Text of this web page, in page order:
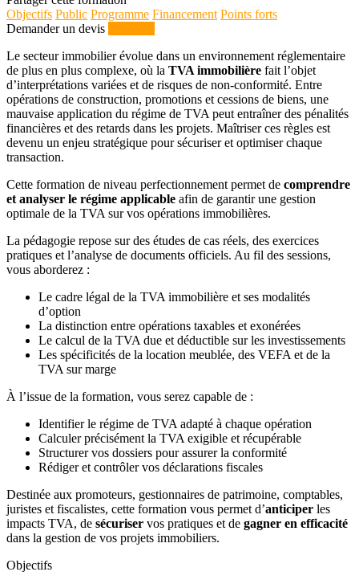
Objectifs Public Programme Financement Points forts
Demander un devis
Le secteur immobilier évolue dans un environnement réglementaire
de plus en plus complexe, où la TVA immobilière fait l’objet
d’interprétations variées et de risques de non-conformité. Entre
opérations de construction, promotions et cessions de biens, une
mauvaise application du régime de TVA peut entraîner des pénalités
financières et des retards dans les projets. Maîtriser ces règles est
devenu un enjeu stratégique pour sécuriser et optimiser chaque
transaction.
Cette formation de niveau perfectionnement permet de comprendre
et analyser le régime applicable afin de garantir une gestion
optimale de la TVA sur vos opérations immobilières.
La pédagogie repose sur des études de cas réels, des exercices
pratiques et l’analyse de documents officiels. Au fil des sessions,
vous aborderez :
Le cadre légal de la TVA immobilière et ses modalités
d’option
La distinction entre opérations taxables et exonérées
Le calcul de la TVA due et déductible sur les investissements
Les spécificités de la location meublée, des VEFA et de la
TVA sur marge
À l’issue de la formation, vous serez capable de :
Identifier le régime de TVA adapté à chaque opération
Calculer précisément la TVA exigible et récupérable
Structurer vos dossiers pour assurer la conformité
Rédiger et contrôler vos déclarations fiscales
Destinée aux promoteurs, gestionnaires de patrimoine, comptables,
juristes et fiscalistes, cette formation vous permet d’anticiper les
impacts TVA, de sécuriser vos pratiques et de gagner en efficacité
dans la gestion de vos projets immobiliers.
Objectifs